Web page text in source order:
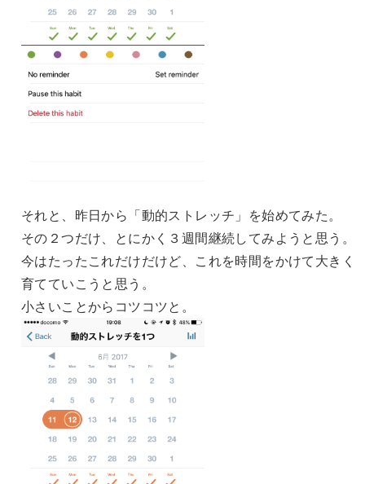
それと、昨日から「動的ストレッチ」を始めてみた。
その２つだけ、とにかく３週間継続してみようと思う。
今はたったこれだけだけど、これを時間をかけて大きく
育てていこうと思う。
小さいことからコツコツと。